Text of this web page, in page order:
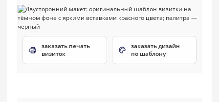
заказать печать
визиток
заказать дизайн
по шаблону